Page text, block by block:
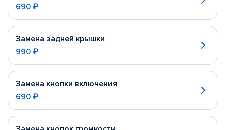
690 ₽
Замена задней крышки
990 ₽
Замена кнопки включения
690 ₽